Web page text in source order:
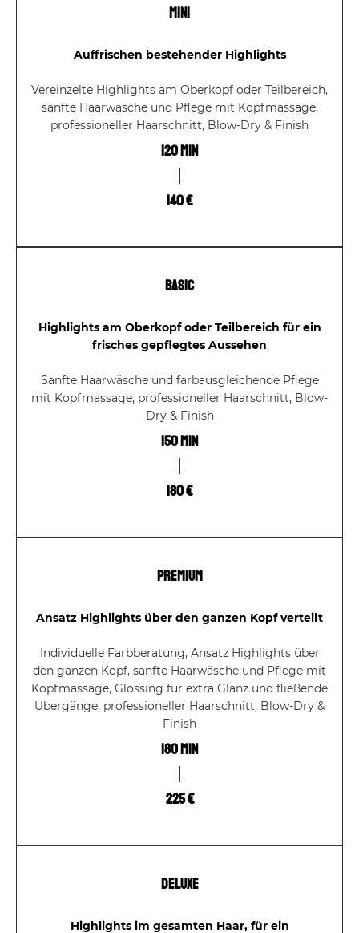
Mini
Auffrischen bestehender Highlights
Vereinzelte Highlights am Oberkopf oder Teilbereich,
sanfte Haarwäsche und Pflege mit Kopfmassage,
professioneller Haarschnitt, Blow-Dry & Finish
120 Min
140 €
Basic
Highlights am Oberkopf oder Teilbereich für ein
frisches gepflegtes Aussehen
Sanfte Haarwäsche und farbausgleichende Pflege
mit Kopfmassage, professioneller Haarschnitt, Blow-
Dry & Finish
150 Min
180 €
Premium
Ansatz Highlights über den ganzen Kopf verteilt
Individuelle Farbberatung, Ansatz Highlights über
den ganzen Kopf, sanfte Haarwäsche und Pflege mit
Kopfmassage, Glossing für extra Glanz und fließende
Übergänge, professioneller Haarschnitt, Blow-Dry &
Finish
180 Min
225 €
Deluxe
Highlights im gesamten Haar, für ein